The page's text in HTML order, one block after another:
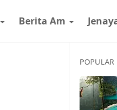
Berita Am
POPULAR